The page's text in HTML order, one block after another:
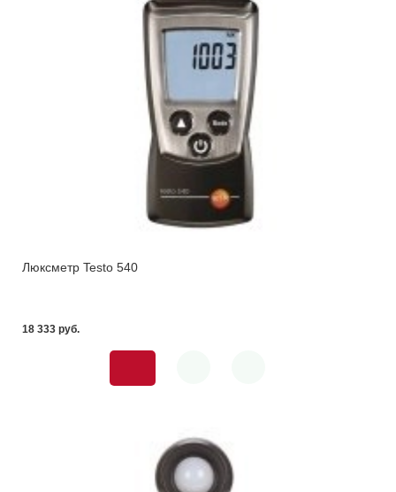
Люксметр Testo 540
18 333 pуб.